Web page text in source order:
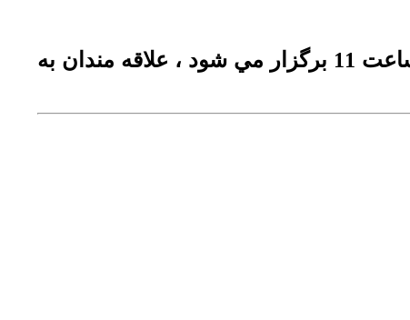
در روز چهارشنبه مورخ 1394/07/22 اردوي امامزاده عبدالله (ع) شهرستان پيشوا رأس ساعت 11 برگزار مي شود ، علاقه مندان به